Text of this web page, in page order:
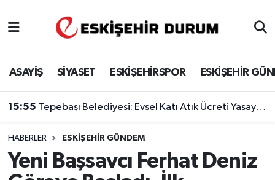
ASAYİŞ SİYASET ESKİŞEHİRSPOR ESKİŞEHİR
15:55 Tepebaşı Belediyesi: Evsel Katı Atık Ücreti Yasaya Dayanıyor
HABERLER ESKIŞEHIR GÜNDEM
Yeni Başsavcı Ferhat Deniz
Eskişehir Hava Durumu
Eskişehir Namaz Vakitleri
Eskişehir Trafik Yoğunluk Haritası
Süper Lig Puan Durumu ve Fikstür